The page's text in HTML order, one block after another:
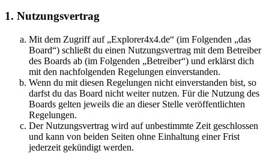
1. Nutzungsvertrag
Mit dem Zugriff auf „Explorer4x4.de“ (im Folgenden „das
Board“) schließt du einen Nutzungsvertrag mit dem Betreiber
des Boards ab (im Folgenden „Betreiber“) und erklärst dich
mit den nachfolgenden Regelungen einverstanden.
Wenn du mit diesen Regelungen nicht einverstanden bist, so
darfst du das Board nicht weiter nutzen. Für die Nutzung des
Boards gelten jeweils die an dieser Stelle veröffentlichten
Regelungen.
Der Nutzungsvertrag wird auf unbestimmte Zeit geschlossen
und kann von beiden Seiten ohne Einhaltung einer Frist
jederzeit gekündigt werden.